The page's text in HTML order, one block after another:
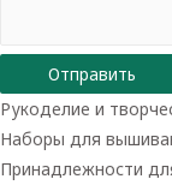
Отправить
Рукоделие и
Наборы для
Принадлежности